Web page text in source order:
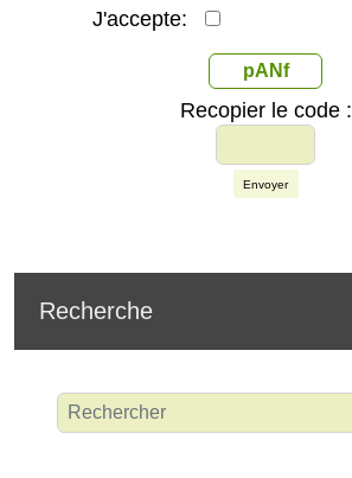
J'accepte:
pANf
Recopier le code :
Envoyer
Recherche